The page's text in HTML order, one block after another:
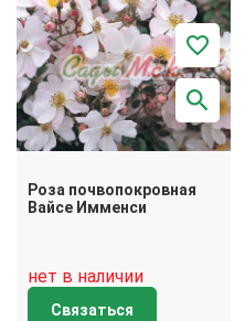
Роза почвопокровная
Вайсе Имменси
нет в наличии
Связаться